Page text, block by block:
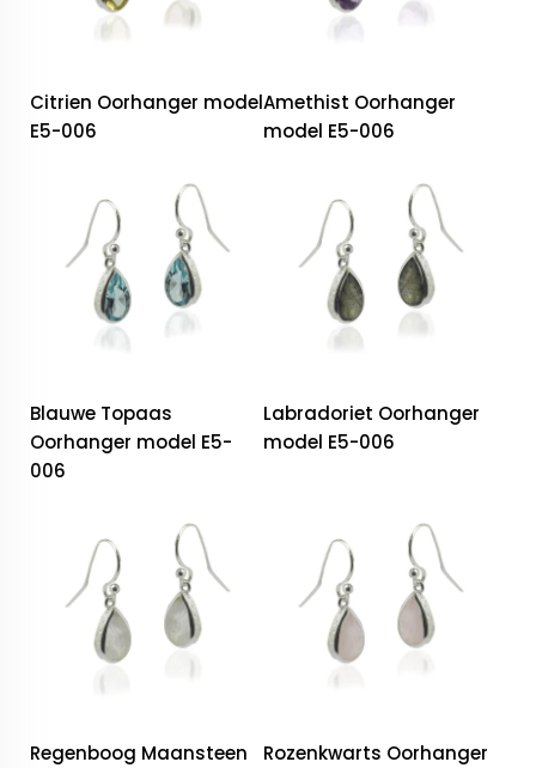
Citrien Oorhanger model
E5-006
Amethist Oorhanger
model E5-006
Blauwe Topaas
Oorhanger model E5-
006
Labradoriet Oorhanger
model E5-006
Regenboog Maansteen
Rozenkwarts Oorhanger